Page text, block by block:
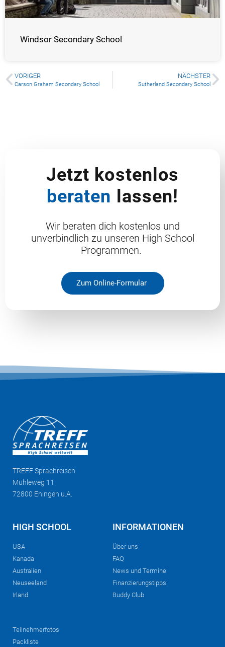
Windsor Secondary School
VORIGER
Carson Graham Secondary School
NÄCHSTER
Sutherland Secondary School
Jetzt kostenlos
beraten lassen!
Wir beraten dich kostenlos und
unverbindlich zu unseren High School
Programmen.
Zum Online-Formular
TREFFSprachreisen
Mühleweg 11
72800 Eningen u.A.
HIGH SCHOOL
USA
Kanada
Australien
Neuseeland
Irland
INFORMATIONEN
Über uns
FAQ
News und Termine
Finanzierungstipps
Buddy Club
Teilnehmerfotos
Packliste